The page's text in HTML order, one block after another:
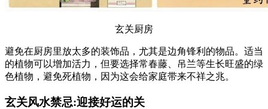
玄关厨房
避免在厨房里放太多的装饰品，尤其是边角锋利的物品。适当
的植物可以增加活力，但要选择常春藤、吊兰等生长旺盛的绿
色植物，避免死植物，因为这会给家庭带来不祥之兆。
玄关风水禁忌:迎接好运的关